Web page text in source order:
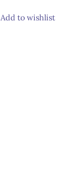
Add to wishlist